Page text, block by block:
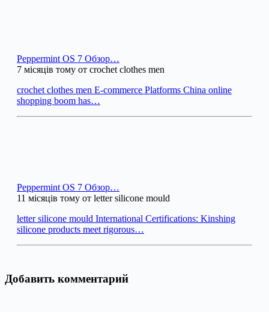
Peppermint OS 7 Обзор…
7 місяців тому от crochet clothes men
crochet clothes men E-commerce Platforms China online
shopping boom has…
Peppermint OS 7 Обзор…
11 місяців тому от letter silicone mould
letter silicone mould International Certifications: Kinshing
silicone products meet rigorous…
Добавить комментарий